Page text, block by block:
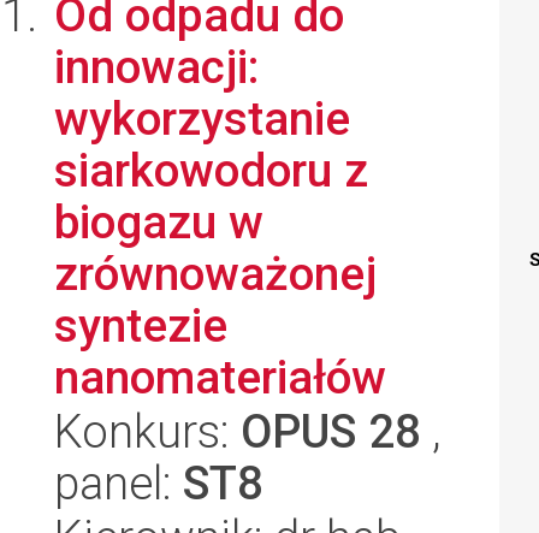
Od odpadu do
innowacji:
wykorzystanie
siarkowodoru z
biogazu w
zrównoważonej
syntezie
nanomateriałów
Konkurs: OPUS 28 ,
panel: ST8